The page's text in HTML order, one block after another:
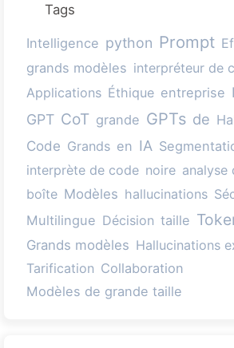
Tags
Intelligence python Prompt
grands modèles interpréteur de
Applications Éthique entreprise
GPT CoT grande GPTs de
Code Grands en IA
interprète de code noire analyse
boîte Modèles hallucinations
Multilingue Décision taille
Grands modèles Hallucinations
Tarification Collaboration
Modèles de grande taille